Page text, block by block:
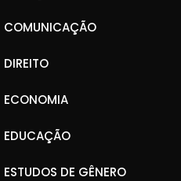
COMUNICAÇÃO
DIREITO
ECONOMIA
EDUCAÇÃO
ESTUDOS DE GÊNERO